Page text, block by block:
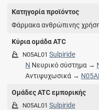
Κατηγορία προϊόντος
Φάρμακα ανθρώπινης
Κύρια ομάδα ATC
N05AL01 Sulpiride
N Νευρικό σύστημα →
Αντιψυχωσικά → N05AL
Ομάδες ATC εμπορικής
N05AL01 Sulpiride